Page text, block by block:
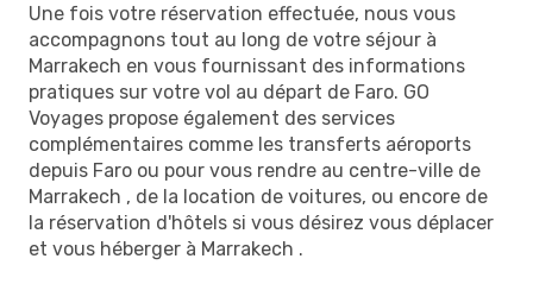
Une fois votre réservation effectuée, nous vous
accompagnons tout au long de votre séjour à
Marrakech en vous fournissant des informations
pratiques sur votre vol au départ de Faro. GO
Voyages propose également des services
complémentaires comme les transferts aéroports
depuis Faro ou pour vous rendre au centre-ville de
Marrakech , de la location de voitures, ou encore de
la réservation d'hôtels si vous désirez vous déplacer
et vous héberger à Marrakech .